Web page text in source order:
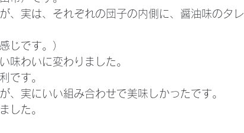
、実は、それぞれの団子の内側に、醤油味のタレ
じです。）
味わいに変わりました。
です。
、実にいい組み合わせで美味しかったです。
した。